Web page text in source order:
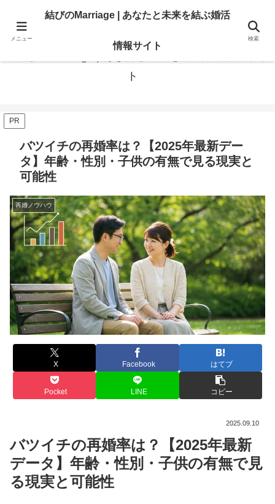
あなたの「結びたい」を叶える情報。地域・大手相談所の選び方と婚活のリア
ト
PR
バツイチの再婚率は？【2025年最新デー
タ】年齢・性別・子供の有無で見る現実と
可能性
再婚ノウハウ
X Facebook はてブ
Pocket LINE コピー
2025.09.10
バツイチの再婚率は？【2025年最新
データ】年齢・性別・子供の有無で見
る現実と可能性
メニュー
結びのMarriage | あなたと未来を結ぶ婚活
情報サイト
検索